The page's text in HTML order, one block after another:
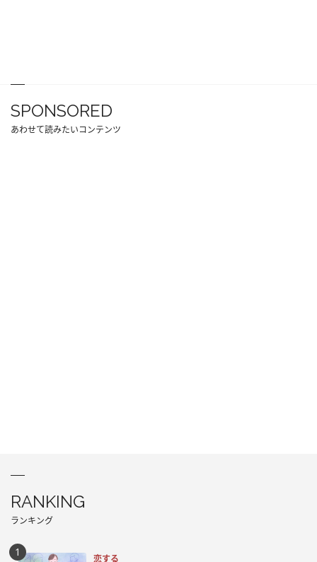
SPONSORED
あわせて読みたいコンテンツ
RANKING
ランキング
恋する